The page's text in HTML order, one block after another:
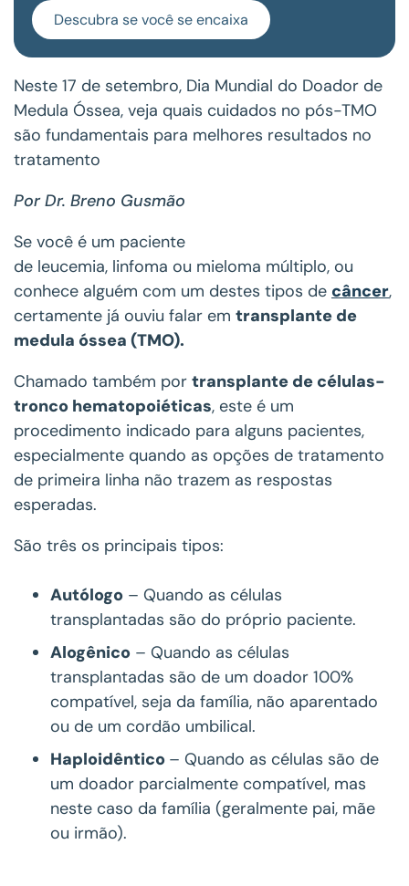
Descubra se você se encaixa
Neste 17 de setembro, Dia Mundial do Doador de
Medula Óssea, veja quais cuidados no pós-TMO
são fundamentais para melhores resultados no
tratamento
Por Dr. Breno Gusmão
Se você é um paciente
de leucemia, linfoma ou mieloma múltiplo, ou
conhece alguém com um destes tipos de câncer,
certamente já ouviu falar em transplante de
medula óssea (TMO).
Chamado também por transplante de células-
tronco hematopoiéticas, este é um
procedimento indicado para alguns pacientes,
especialmente quando as opções de tratamento
de primeira linha não trazem as respostas
esperadas.
São três os principais tipos:
Autólogo – Quando as células
transplantadas são do próprio paciente.
Alogênico – Quando as células
transplantadas são de um doador 100%
compatível, seja da família, não aparentado
ou de um cordão umbilical.
Haploidêntico – Quando as células são de
um doador parcialmente compatível, mas
neste caso da família (geralmente pai, mãe
ou irmão).